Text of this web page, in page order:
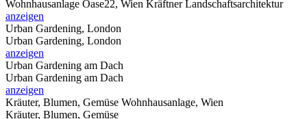
Wohnhausanlage Oase22, Wien Kräftner Landschaftsarchitektur
anzeigen
Urban Gardening, London
Urban Gardening, London
anzeigen
Urban Gardening am Dach
Urban Gardening am Dach
anzeigen
Kräuter, Blumen, Gemüse Wohnhausanlage, Wien
Kräuter, Blumen, Gemüse